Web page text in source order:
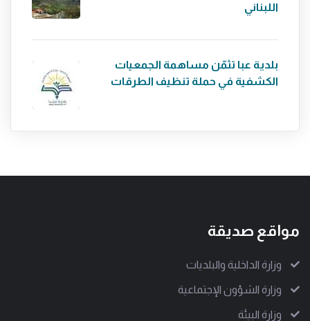
اللبناني
بلدية عبا تثمّن مساهمة الجمعيات
الكشفية في حملة تنظيف الطرقات
مواقع صديقة
وزارة الداخلية والبلديات
وزارة الشؤون الإجتماعية
وزارة البيئة